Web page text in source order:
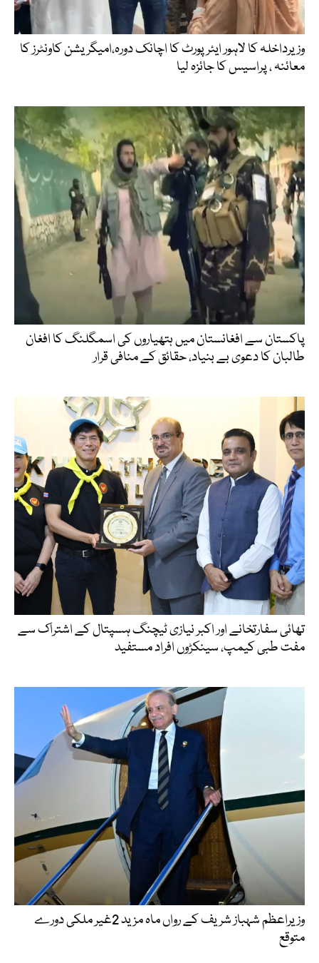
وزیرداخلہ کا لاہور ایئرپورٹ کا اچانک دورہ،امیگریشن کاونٹرز کا
معائنہ ، پراسیس کا جائزہ لیا
پاکستان سے افغانستان میں ہتھیاروں کی اسمگلنگ کا افغان
طالبان کا دعوی بے بنیاد، حقائق کے منافی قرار
تھائی سفارتخانے اور اکبر نیازی ٹیچنگ ہسپتال کے اشتراک سے
مفت طبی کیمپ، سینکڑوں افراد مستفید
وزیراعظم شہباز شریف کے رواں ماہ مزید 2غیر ملکی دورے
متوقع